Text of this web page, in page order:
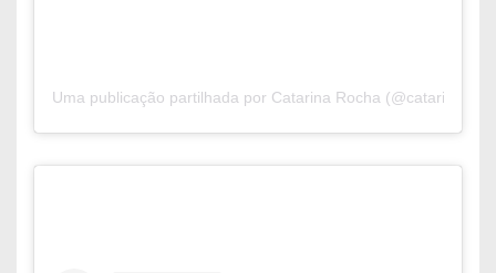
Uma publicação partilhada por Catarina Rocha